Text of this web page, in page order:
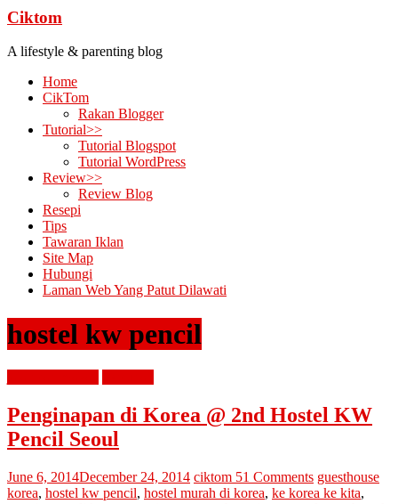
Ciktom
A lifestyle & parenting blog
Home
CikTom
Rakan Blogger
Tutorial>>
Tutorial Blogspot
Tutorial WordPress
Review>>
Review Blog
Resepi
Tips
Tawaran Iklan
Site Map
Hubungi
Laman Web Yang Patut Dilawati
hostel kw pencil
Penginapan di Korea @ 2nd Hostel KW
Pencil Seoul
June 6, 2014December 24, 2014 ciktom 51 Comments guesthouse
korea, hostel kw pencil, hostel murah di korea, ke korea ke kita,